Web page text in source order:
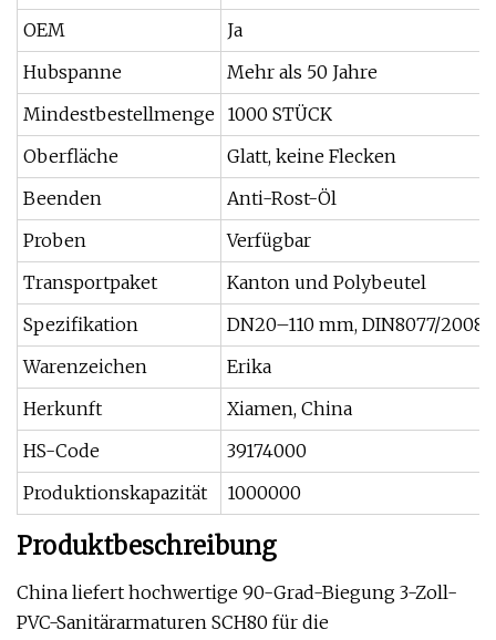
OEM
Ja
Hubspanne
Mehr als 50 Jahre
Mindestbestellmenge 1000 STÜCK
Oberfläche
Glatt, keine Flecken
Beenden
Anti-Rost-Öl
Proben
Verfügbar
Transportpaket
Kanton und Polybeutel
Spezifikation
DN20–110 mm, DIN8077/2008
Warenzeichen
Erika
Herkunft
Xiamen, China
HS-Code
39174000
Produktionskapazität
1000000
Produktbeschreibung
China liefert hochwertige 90-Grad-Biegung 3-Zoll-
PVC-Sanitärarmaturen SCH80 für die